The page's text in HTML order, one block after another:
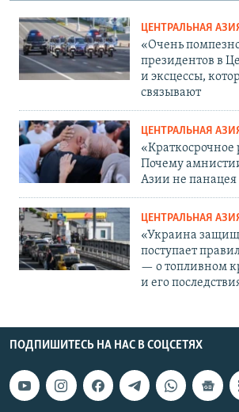
ЦЕНТРАЛЬНАЯ
«Очень
президентов в
и эксцессы,
связывают
ЦЕНТРАЛЬНАЯ
Почему
Азии не панацея
ЦЕНТРАЛЬНАЯ
«Украина
поступает
— о топливном
и его
ПОДПИШИТЕСЬ НА НАС В СОЦСЕТЯХ